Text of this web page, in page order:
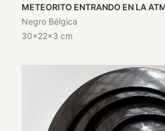
METEORITO ENTRANDO EN LA
Negro Bélgica
30x22x3 cm